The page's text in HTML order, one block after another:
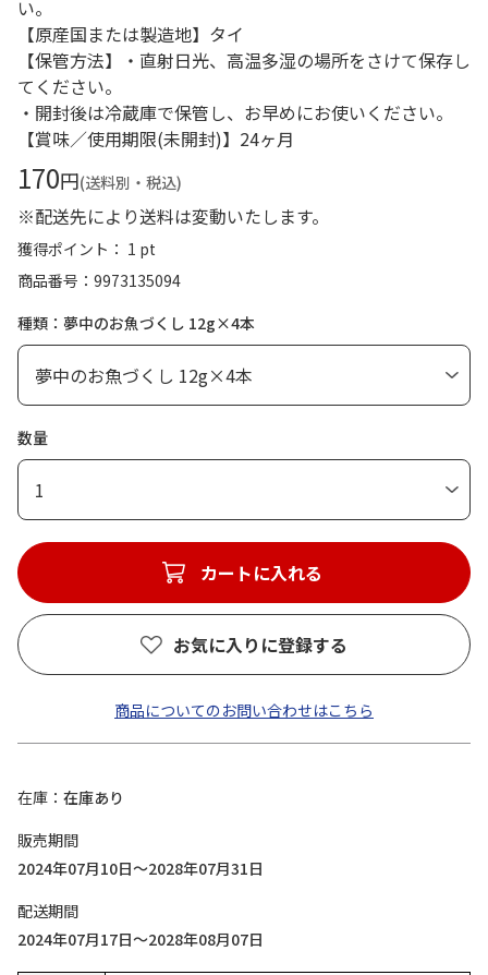
い。
【原産国または製造地】タイ
【保管方法】・直射日光、高温多湿の場所をさけて保存し
てください。
・開封後は冷蔵庫で保管し、お早めにお使いください。
【賞味／使用期限(未開封)】24ヶ月
170円(送料別・税込)
※配送先により送料は変動いたします。
獲得ポイント： 1 pt
商品番号
9973135094
種類：夢中のお魚づくし 12g×4本
数量
1
カートに入れる
お気に入りに登録する
商品についてのお問い合わせはこちら
在庫
在庫あり
販売期間
2024年07月10日～2028年07月31日
配送期間
2024年07月17日～2028年08月07日